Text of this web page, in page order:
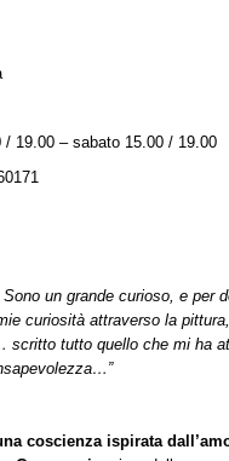
19.00 – sabato 15.00 / 19.00
un grande curioso, e per
curiosità attraverso la
tutto quello che mi ha
…”
coscienza ispirata